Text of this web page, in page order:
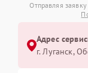
Отправляя
Адрес
г. Луганск,